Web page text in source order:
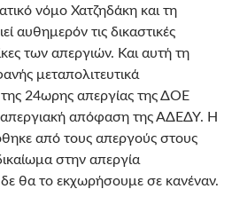
νόμο Χατζηδάκη και τη
αυθημερόν τις δικαστικές
των απεργιών. Και αυτή τη
μεταπολιτευτικά
24ωρης απεργίας της ΔΟΕ
απεργιακή απόφαση της ΑΔΕΔΥ. Η
από τους απεργούς στους
στην απεργία
θα το εκχωρήσουμε σε κανέναν.